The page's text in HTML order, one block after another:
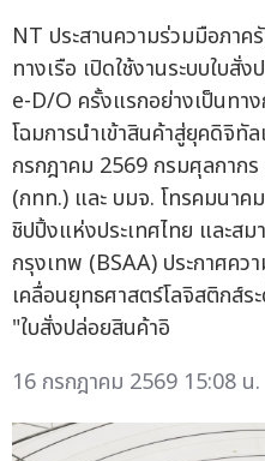
NT ประสานความร่วมมือภาค
ทางเรือ เปิดใช้งานระบบใบ
e-D/O ครั้งแรกอย่างเป็นทา
โฉมการนำเข้าสินค้าสู่ยุคดิจิทั
กรกฎาคม 2569 กรมศุลกากร
(กทท.) และ บมจ. โทรคมนา
ชิปปิ้งแห่งประเทศไทย และสม
กรุงเทพ (BSAA) ประกาศคว
เคลื่อนยุทธศาสตร์โลจิสติกส์ร
"ใบสั่งปล่อยสินค้าอิ
16 กรกฎาคม 2569 15:08 น.